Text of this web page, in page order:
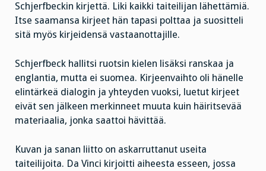
Schjerfbeckin kirjettä. Liki kaikki taiteilijan lähettämiä.
Itse saamansa kirjeet hän tapasi polttaa ja suositteli
sitä myös kirjeidensä vastaanottajille.
Schjerfbeck hallitsi ruotsin kielen lisäksi ranskaa ja
englantia, mutta ei suomea. Kirjeenvaihto oli hänelle
elintärkeä dialogin ja yhteyden vuoksi, luetut kirjeet
eivät sen jälkeen merkinneet muuta kuin häiritsevää
materiaalia, jonka saattoi hävittää.
Kuvan ja sanan liitto on askarruttanut useita
taiteilijoita. Da Vinci kirjoitti aiheesta esseen, jossa